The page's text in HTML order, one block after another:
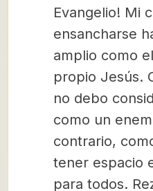
Evangelio! Mi
ensancharse
amplio como
propio Jesús.
no debo
como un
contrario,
tener espacio
para todos.